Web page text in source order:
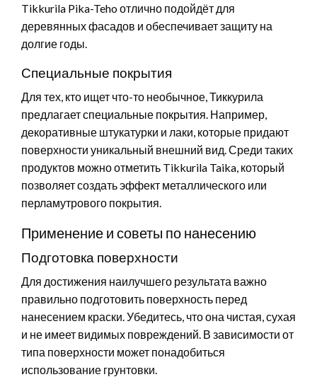
Tikkurila Pika-Teho отлично подойдёт для
деревянных фасадов и обеспечивает защиту на
долгие годы.
Специальные покрытия
Для тех, кто ищет что-то необычное, Тиккурила
предлагает специальные покрытия. Например,
декоративные штукатурки и лаки, которые придают
поверхности уникальный внешний вид. Среди таких
продуктов можно отметить Tikkurila Taika, который
позволяет создать эффект металлического или
перламутрового покрытия.
Применение и советы по нанесению
Подготовка поверхности
Для достижения наилучшего результата важно
правильно подготовить поверхность перед
нанесением краски. Убедитесь, что она чистая, сухая
и не имеет видимых повреждений. В зависимости от
типа поверхности может понадобиться
использование грунтовки.